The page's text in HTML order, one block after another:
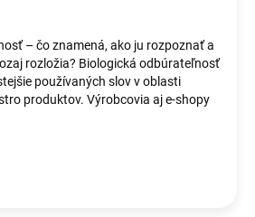
– čo znamená, ako ju rozpoznať a
rozložia? Biologická odbúrateľnosť
používaných slov v oblasti
produktov. Výrobcovia aj e-shopy